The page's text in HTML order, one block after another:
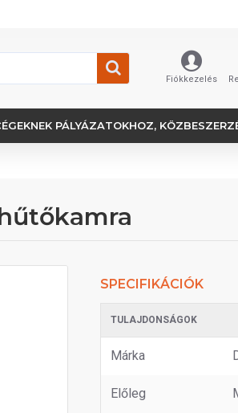
Fiókkezelés
PÁLYÁZATOKHOZ,
SPECIFIKÁCIÓK
TULAJDONSÁGOK
Márka
Előleg